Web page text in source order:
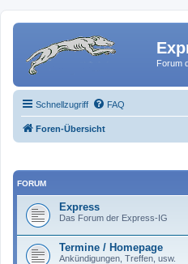
Forum
Schnellzugriff FAQ
Foren-Übersicht
FORUM
Express
Das Forum der Express-IG
Termine / Homepage
Ankündigungen, Treffen, usw.